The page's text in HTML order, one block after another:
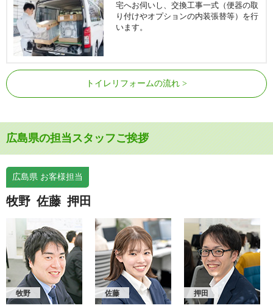
宅へお伺いし、交換工事一式（便器の取
り付けやオプションの内装張替等）を行
います。
トイレリフォームの流れ
広島県の担当スタッフご挨拶
広島県 お客様担当
牧野 佐藤 押田
牧野 佐藤 押田